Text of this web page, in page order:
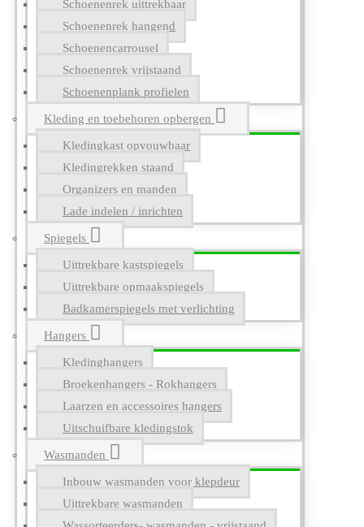
Schoenenrek uittrekbaar
Schoenenrek hangend
Schoenencarrousel
Schoenenrek vrijstaand
Schoenenplank profielen
Kleding en toebehoren opbergen
Kledingkast opvouwbaar
Kledingrekken staand
Organizers en manden
Lade indelen / inrichten
Spiegels
Uittrekbare kastspiegels
Uittrekbare opmaakspiegels
Badkamerspiegels met verlichting
Hangers
Kledinghangers
Broekenhangers - Rokhangers
Laarzen en accessoires hangers
Uitschuifbare kledingstok
Wasmanden
Inbouw wasmanden voor klepdeur
Uittrekbare wasmanden